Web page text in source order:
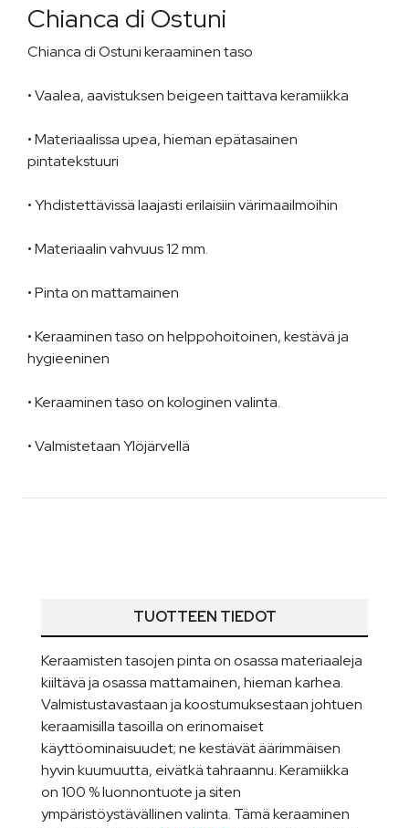
Chianca di Ostuni
Chianca di Ostuni keraaminen taso
• Vaalea, aavistuksen beigeen taittava keramiikka
• Materiaalissa upea, hieman epätasainen
pintatekstuuri
• Yhdistettävissä laajasti erilaisiin värimaailmoihin
• Materiaalin vahvuus 12 mm.
• Pinta on mattamainen
• Keraaminen taso on helppohoitoinen, kestävä ja
hygieeninen
• Keraaminen taso on kologinen valinta.
• Valmistetaan Ylöjärvellä
TUOTTEEN TIEDOT
Keraamisten tasojen pinta on osassa materiaaleja
kiiltävä ja osassa mattamainen, hieman karhea.
Valmistustavastaan ja koostumuksestaan johtuen
keraamisilla tasoilla on erinomaiset
käyttöominaisuudet; ne kestävät äärimmäisen
hyvin kuumuutta, eivätkä tahraannu. Keramiikka
on 100 % luonnontuote ja siten
ympäristöystävällinen valinta. Tämä keraaminen